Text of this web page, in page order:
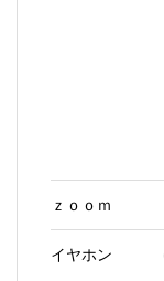
イヤホン